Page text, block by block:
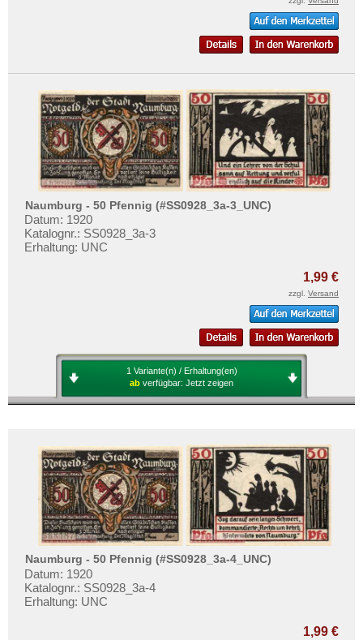
Naumburg - 50 Pfennig (#SS0928_3a-3_UNC)
Datum: 1920
Katalognr.: SS0928_3a-3
Erhaltung: UNC
1,99 €
zzgl. Versand
1 Variante(n) / Erhaltung(en)
ab verfügbar: Jetzt zeigen
Naumburg - 50 Pfennig (#SS0928_3a-4_UNC)
Datum: 1920
Katalognr.: SS0928_3a-4
Erhaltung: UNC
1,99 €